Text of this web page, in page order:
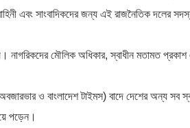
এবং সাংবাদিকদের জন্য এই রাজনৈতিক দলের
নাগরিকদের মৌলিক অধিকার, স্বাধীন মতামত প্রকাশ
ও বাংলাদেশ টাইমস) বাদে দেশের অন্য সব
পড়েন।